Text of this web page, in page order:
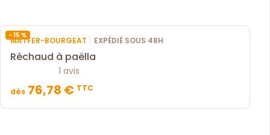
- 15 %
MATFER-BOURGEAT | EXPÉDIÉ SOUS 48H
Réchaud à paëlla
1 avis
dès 76,78 € TTC